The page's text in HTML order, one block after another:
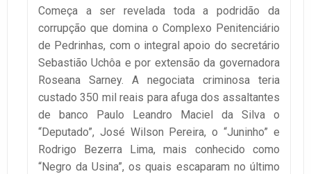
Começa a ser revelada toda a podridão da
corrupção que domina o Complexo Penitenciário
de Pedrinhas, com o integral apoio do secretário
Sebastião Uchôa e por extensão da governadora
Roseana Sarney. A negociata criminosa teria
custado 350 mil reais para afuga dos assaltantes
de banco Paulo Leandro Maciel da Silva o
“Deputado”, José Wilson Pereira, o “Juninho” e
Rodrigo Bezerra Lima, mais conhecido como
“Negro da Usina”, os quais escaparam no último